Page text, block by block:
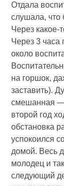
Отдала
слушала, что
Через какое-
Через 3
около
на горшок,
заставить).
смешанная —
второй год
обстановка
успокоился
домой. Весь
молодец и
следующий